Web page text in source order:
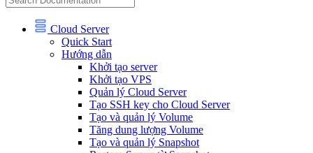
Cloud Server
Quick Start
Hướng dẫn
Khởi tạo server
Khởi tạo VPS
Quản lý Cloud Server
Tạo SSH key cho Cloud Server
Tạo và quản lý Volume
Tăng dung lượng Volume
Tạo và quản lý Snapshot